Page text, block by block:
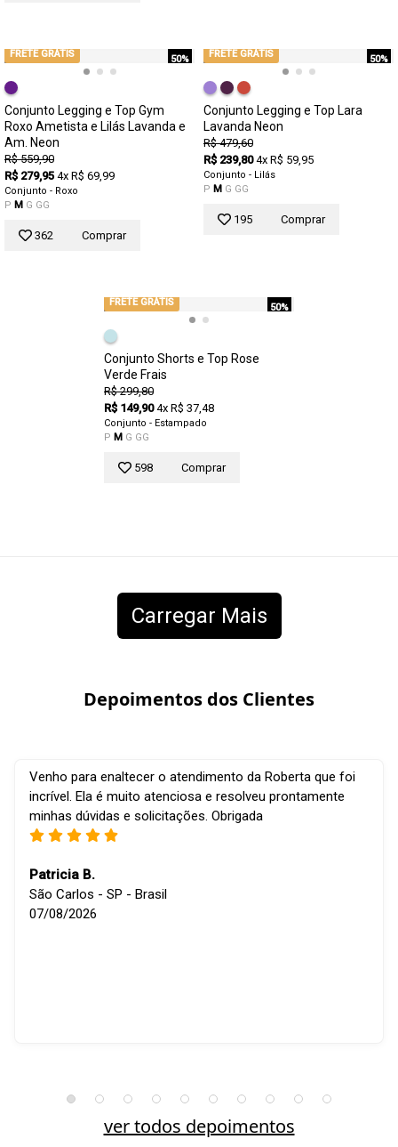
50%
FRETE GRÁTIS
Conjunto Legging e Top Gym
Roxo Ametista e Lilás Lavanda e
Am. Neon
R$ 559,90
R$ 279,95 4x R$ 69,99
Conjunto - Roxo
P M G GG
362 Comprar
50%
FRETE GRÁTIS
Conjunto Legging e Top Lara
Lavanda Neon
R$ 479,60
R$ 239,80 4x R$ 59,95
Conjunto - Lilás
P M G GG
195 Comprar
50%
FRETE GRÁTIS
Conjunto Shorts e Top Rose
Verde Frais
R$ 299,80
R$ 149,90 4x R$ 37,48
Conjunto - Estampado
P M G GG
598 Comprar
Carregar Mais
Depoimentos dos Clientes
Venho para enaltecer o atendimento da Roberta que foi
incrível. Ela é muito atenciosa e resolveu prontamente
minhas dúvidas e solicitações. Obrigada
Patricia B.
São Carlos - SP - Brasil
07/08/2026
ver todos depoimentos